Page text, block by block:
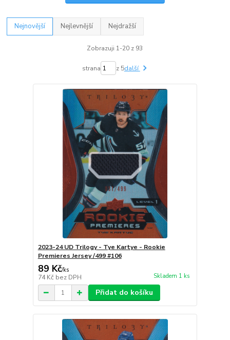
Nejnovější Nejlevnější Nejdražší
Zobrazuji 1-20 z 93
strana z 5další
2023-24 UD Trilogy - Tye Kartye - Rookie
Premieres Jersey /499 #106
89 Kč/ks
74 Kč bez DPH Skladem 1 ks
Přidat do košíku